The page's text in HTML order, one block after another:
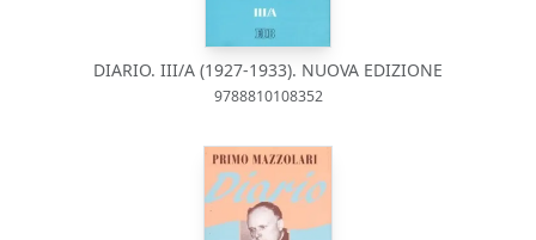
DIARIO. III/A (1927-1933). NUOVA EDIZIONE
9788810108352